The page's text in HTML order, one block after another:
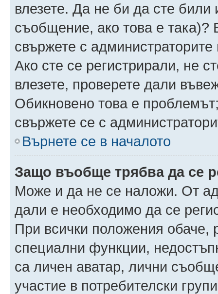
влезете. Да не би да сте
съобщение, ако това е така)?
свържете с
Ако сте се регистрирали, не
влезете, проверете дали
Обикновено това е
свържете се с
Върнете се в началото
Защо въобще трябва да се
Може и да не се наложи. От
дали е необходимо да се
При всички положения обаче,
специални функции,
са личен аватар, лични
участие в потребителски